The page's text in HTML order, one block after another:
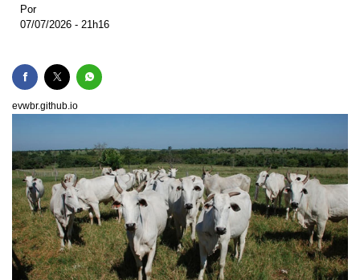
Por
07/07/2026 - 21h16
evwbr.github.io